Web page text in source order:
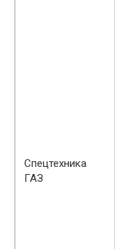
Спецтехника
ГАЗ